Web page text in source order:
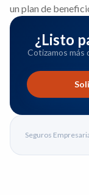
un plan de
¿Listo
Cotizamos más
Seguros